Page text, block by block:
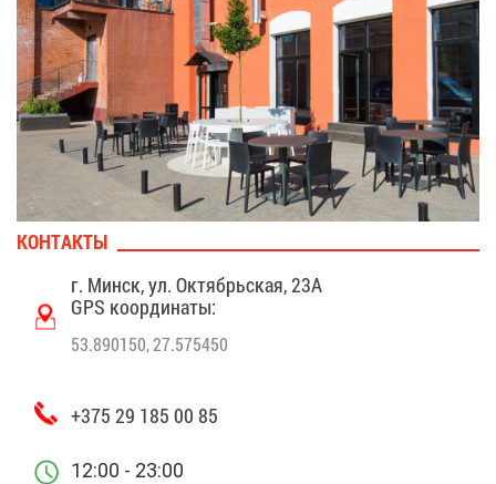
КОН­ТАК­ТЫ
г. Минск, ул. Ок­тябрь­ская, 23A
GPS ко­ор­ди­на­ты:
53.890150, 27.575450
+375 29 185 00 85
12:00 - 23:00